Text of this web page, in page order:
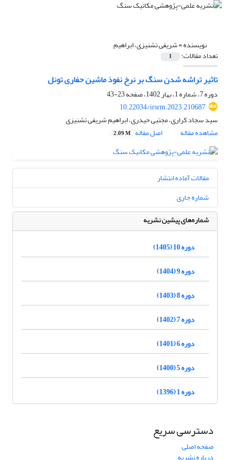
نویسنده =شریفی تشنیزی، ابراهیم
تعداد مقالات: 1
تاثیر تراشه شدن سنگ بر نرخ نفوذ ماشین حفاری تونل
دوره 7، شماره 1، بهار 1402، صفحه
23-43
10.22034/irsrm.2023.210687
سید سجاد کراری، مجتبی حیدری، ابراهیم شریفی تشنیزی
مشاهده مقاله
اصل مقاله 2.09 M
مقالات آماده انتشار
شماره جاری
شماره‌های پیشین نشریه
دوره 10 (1405)
دوره 9 (1404)
دوره 8 (1403)
دوره 7 (1402)
دوره 6 (1401)
دوره 5 (1400)
دوره 1 (1396)
دسترسی سریع
صفحه اصلی
درباره نشریه